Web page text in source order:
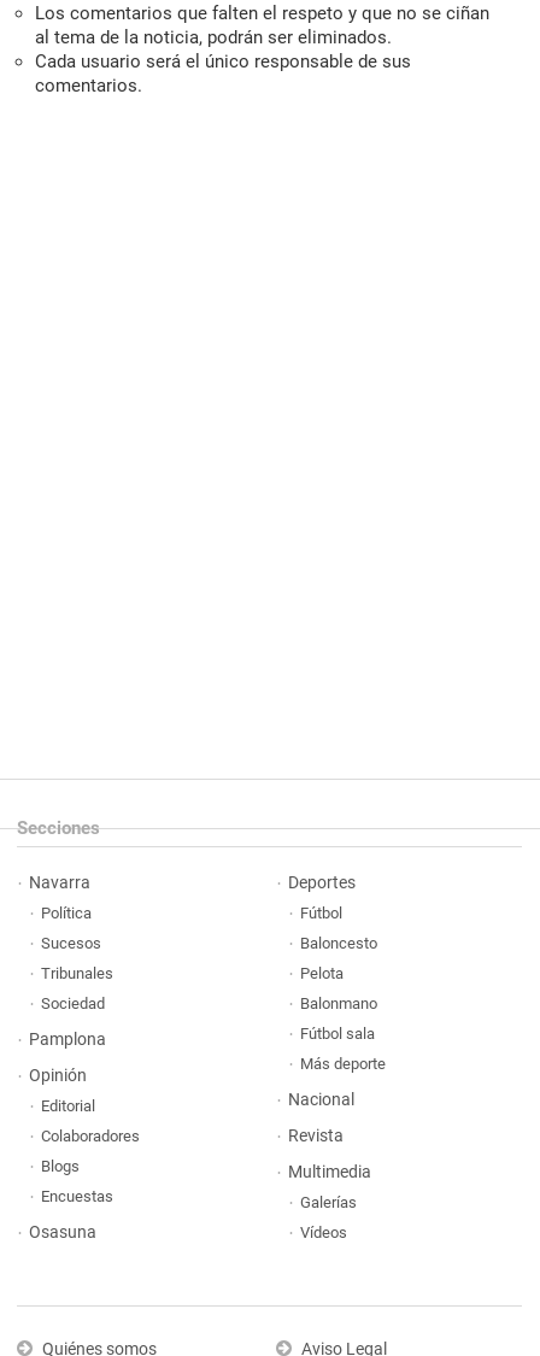
Los comentarios que falten el respeto y que no se ciñan
al tema de la noticia, podrán ser eliminados.
Cada usuario será el único responsable de sus
comentarios.
Secciones
Navarra
Política
Sucesos
Tribunales
Sociedad
Pamplona
Opinión
Editorial
Colaboradores
Blogs
Encuestas
Osasuna
Deportes
Fútbol
Baloncesto
Pelota
Balonmano
Fútbol sala
Más deporte
Nacional
Revista
Multimedia
Galerías
Vídeos
Quiénes somos Aviso Legal